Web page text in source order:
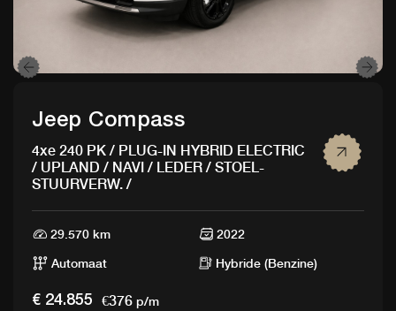
Jeep Compass
4xe 240 PK / PLUG-IN HYBRID ELECTRIC
/ UPLAND / NAVI / LEDER / STOEL-
STUURVERW. /
29.570 km 2022
Automaat Hybride (Benzine)
€ 24.855 €376 p/m